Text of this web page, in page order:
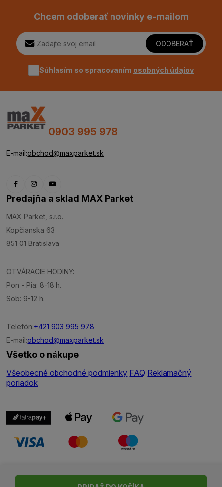
Chcem odoberať novinky e-mailom
ODOBERAŤ
Súhlasím so spracovaním osobných údajov
0903 995 978
E-mail:obchod@maxparket.sk
Predajňa a sklad MAX Parket
MAX Parket, s.r.o.
Kopčianska 63
851 01 Bratislava
OTVÁRACIE HODINY:
Pon - Pia: 8-18 h.
Sob: 9-12 h.
Telefón:+421 903 995 978
E-mail:obchod@maxparket.sk
Všetko o nákupe
Všeobecné obchodné podmienky FAQ Reklamačný
poriadok
| © Všetky práva vyhradené | Made with ♥